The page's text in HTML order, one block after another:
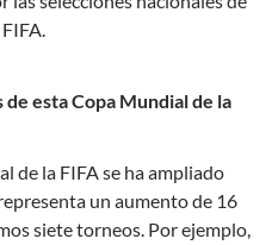
de esta Copa Mundial de la
de la FIFA se ha ampliado
un aumento de 16
siete torneos. Por ejemplo,